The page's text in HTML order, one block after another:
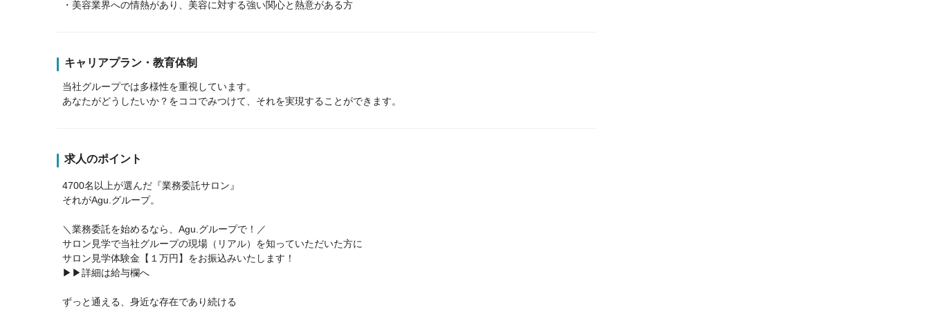
・美容業界への情熱があり、美容に対する強い関心と熱意がある方
キャリアプラン・教育体制
当社グループでは多様性を重視しています。
あなたがどうしたいか？をココでみつけて、それを実現することができます。
求人のポイント
4700名以上が選んだ『業務委託サロン』
それがAgu.グループ。
＼業務委託を始めるなら、Agu.グループで！／
サロン見学で当社グループの現場（リアル）を知っていただいた方に
サロン見学体験金【１万円】をお振込みいたします！
▶▶詳細は給与欄へ
ずっと通える、身近な存在であり続ける